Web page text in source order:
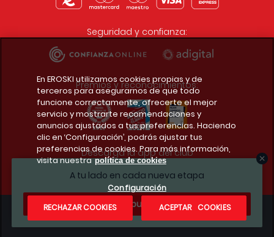
A tu lado en cada nueva etapa
¿Te apuntas?
Seguridad y confianza:
Premios y reconocimientos:
Descarga la app del club
Condiciones legales
En EROSKI utilizamos cookies propias y de
terceros para asegurarnos de que todo
funcione correctamente, ofrecerte el mejor
servicio y mostrarte recomendaciones y
anuncios ajustados a tus preferencias. Haciendo
clic en ‘Configuración’, podrás ajustar tus
preferencias de cookies. Para más información,
visita nuestra política de cookies
Configuración
RECHAZAR COOKIES
ACEPTAR COOKIES